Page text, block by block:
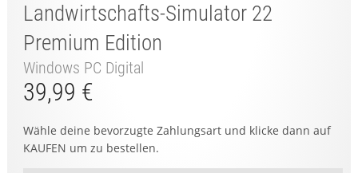
Landwirtschafts-Simulator 22
Premium Edition
Windows PC Digital
39,99 €
Wähle deine bevorzugte Zahlungsart und klicke dann auf
KAUFEN um zu bestellen.